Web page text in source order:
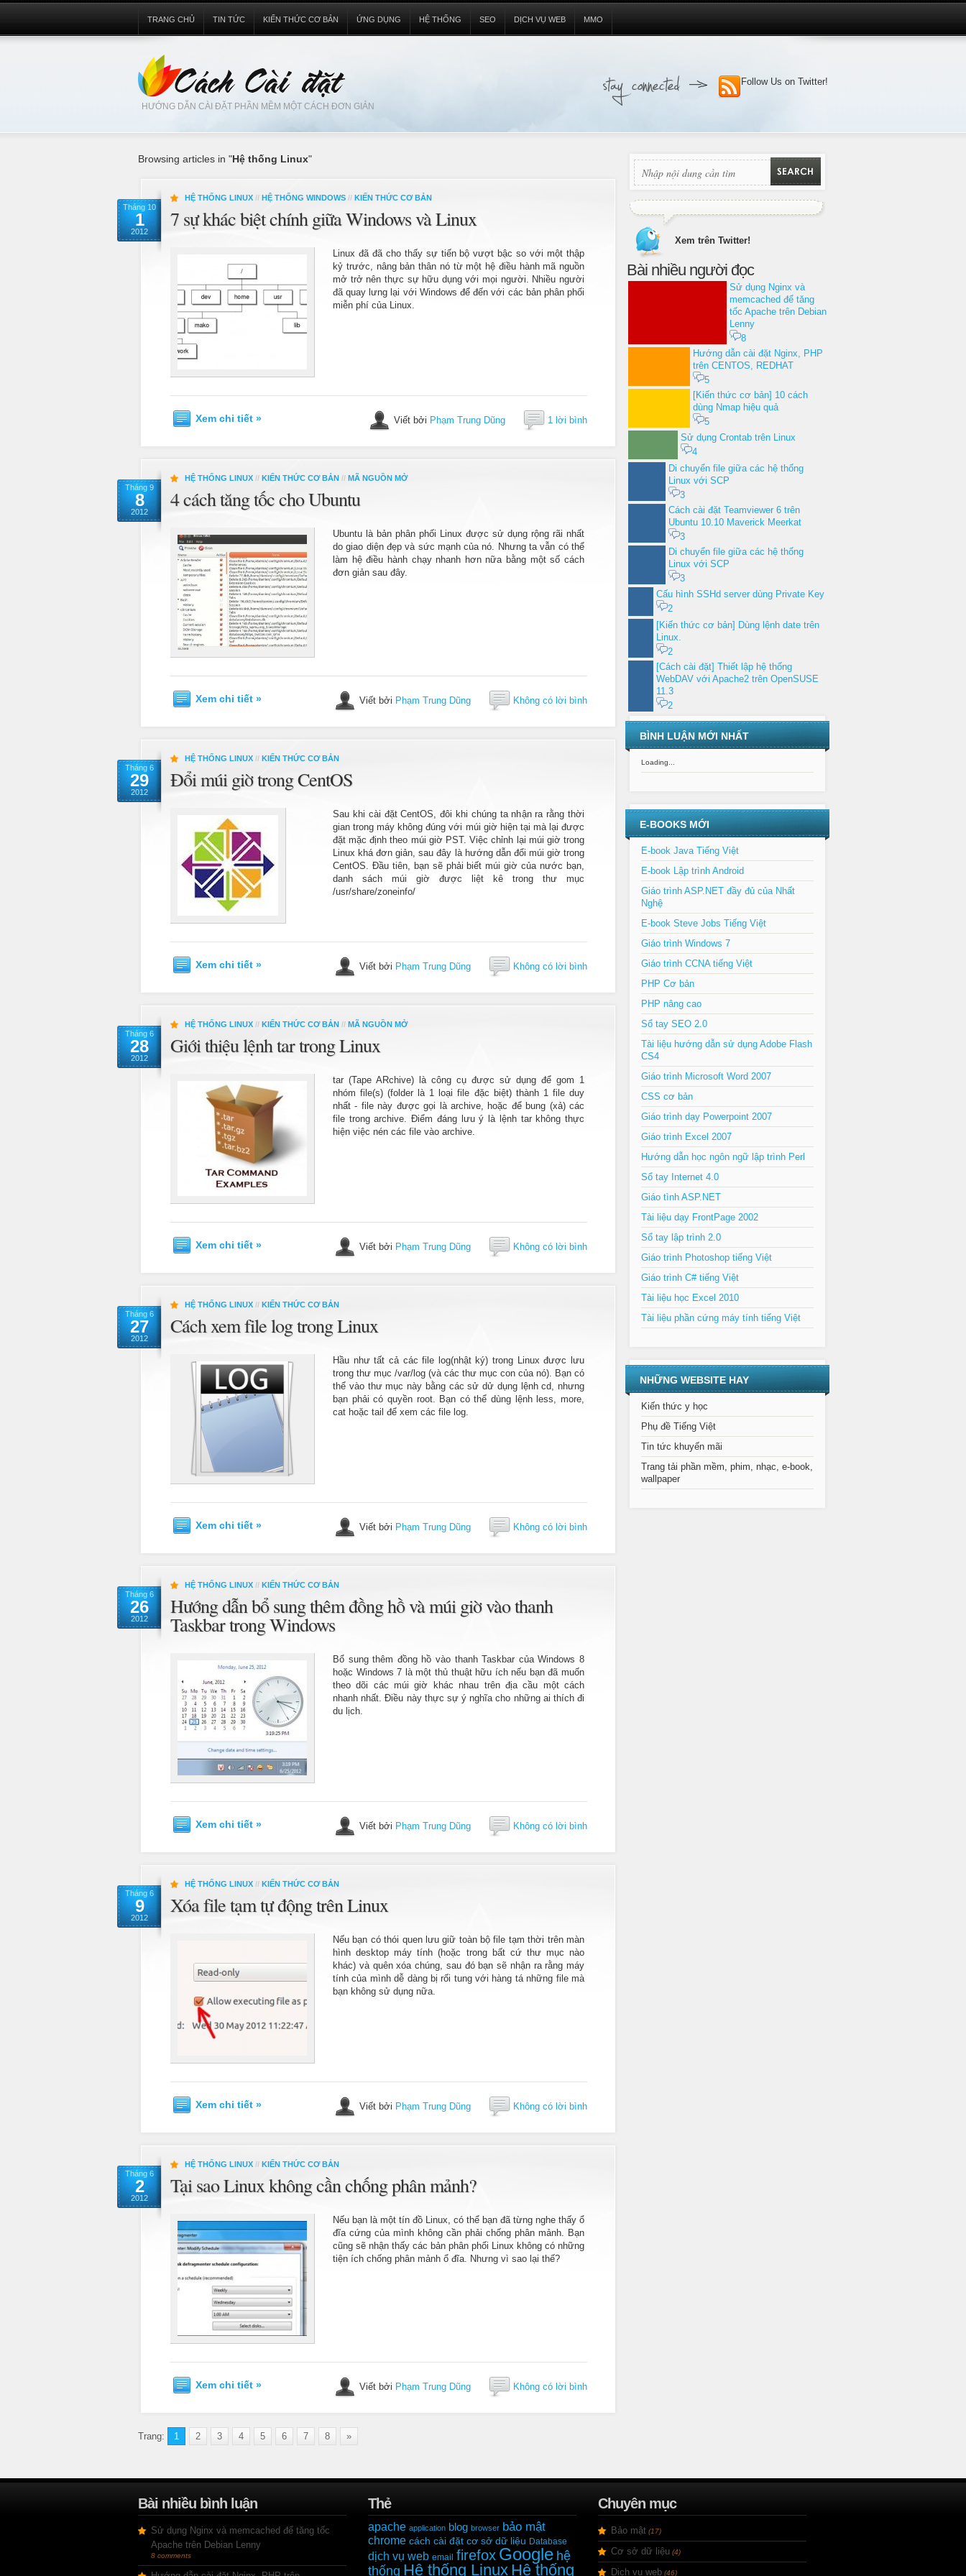
HƯỚNG DẪN CÀI ĐẶT PHẦN MỀM MỘT CÁCH ĐƠN GIẢN
TRANG CHỦ TIN TỨC KIẾN THỨC CƠ BẢN ỨNG DỤNG HỆ THỐNG SEO DỊCH VỤ WEB MMO
Follow Us on Twitter!
Browsing articles in "Hệ thống Linux"
Tháng 10
1
2012
HỆ THỐNG LINUX // HỆ THỐNG WINDOWS // KIẾN THỨC CƠ BẢN
7 sự khác biệt chính giữa Windows và Linux
Linux đã đã cho thấy sự tiến bộ vượt bậc so với một thập
kỷ trước, nâng bản thân nó từ một hệ điều hành mã nguồn
mở trở nên thực sự hữu dụng với mọi người. Nhiều người
đã quay lưng lại với Windows để đến với các bản phân phối
miễn phí của Linux.
Xem chi tiết » Viết bởi Phạm Trung Dũng 1 lời bình
Tháng 9
8
2012
HỆ THỐNG LINUX // KIẾN THỨC CƠ BẢN // MÃ NGUỒN MỞ
4 cách tăng tốc cho Ubuntu
Ubuntu là bản phân phối Linux được sử dụng rộng rãi nhất
do giao diện đẹp và sức mạnh của nó. Nhưng ta vẫn có thể
làm hệ điều hành chạy nhanh hơn nữa bằng một số cách
đơn giản sau đây.
Xem chi tiết » Viết bởi Phạm Trung Dũng Không có lời bình
Tháng 6
29
2012
HỆ THỐNG LINUX // KIẾN THỨC CƠ BẢN
Đổi múi giờ trong CentOS
Sau khi cài đặt CentOS, đôi khi chúng ta nhận ra rằng thời
gian trong máy không đúng với múi giờ hiện tại mà lại được
đặt mặc định theo múi giờ PST. Việc chỉnh lại múi giờ trong
Linux khá đơn giản, sau đây là hướng dẫn đổi múi giờ trong
CentOS. Đầu tiên, bạn sẽ phải biết múi giờ của nước bạn,
danh sách múi giờ được liệt kê trong thư mục
/usr/share/zoneinfo/
Xem chi tiết » Viết bởi Phạm Trung Dũng Không có lời bình
Tháng 6
28
2012
HỆ THỐNG LINUX // KIẾN THỨC CƠ BẢN // MÃ NGUỒN MỞ
Giới thiệu lệnh tar trong Linux
tar (Tape ARchive) là công cụ được sử dụng để gom 1
nhóm file(s) (folder là 1 loại file đặc biệt) thành 1 file duy
nhất - file này được gọi là archive, hoặc để bung (xả) các
file trong archive. Điểm đáng lưu ý là lệnh tar không thực
hiện việc nén các file vào archive.
Xem chi tiết » Viết bởi Phạm Trung Dũng Không có lời bình
Tháng 6
27
2012
HỆ THỐNG LINUX // KIẾN THỨC CƠ BẢN
Cách xem file log trong Linux
Hầu như tất cả các file log(nhật ký) trong Linux được lưu
trong thư mục /var/log (và các thư mục con của nó). Bạn có
thể vào thư mục này bằng các sử dử dụng lệnh cd, nhưng
bạn phải có quyền root. Bạn có thể dùng lệnh less, more,
cat hoặc tail để xem các file log.
Xem chi tiết » Viết bởi Phạm Trung Dũng Không có lời bình
Tháng 6
26
2012
HỆ THỐNG LINUX // KIẾN THỨC CƠ BẢN
Hướng dẫn bổ sung thêm đồng hồ và múi giờ vào thanh
Taskbar trong Windows
Bổ sung thêm đồng hồ vào thanh Taskbar của Windows 8
hoặc Windows 7 là một thủ thuật hữu ích nếu bạn đã muốn
theo dõi các múi giờ khác nhau trên địa cầu một cách
nhanh nhất. Điều này thực sự ý nghĩa cho những ai thích đi
du lịch.
Xem chi tiết » Viết bởi Phạm Trung Dũng Không có lời bình
Tháng 6
9
2012
HỆ THỐNG LINUX // KIẾN THỨC CƠ BẢN
Xóa file tạm tự động trên Linux
Nếu bạn có thói quen lưu giữ toàn bộ file tạm thời trên màn
hình desktop máy tính (hoặc trong bất cứ thư mục nào
khác) và quên xóa chúng, sau đó bạn sẽ nhận ra rằng máy
tính của mình dễ dàng bị rối tung với hàng tá những file mà
bạn không sử dụng nữa.
Xem chi tiết » Viết bởi Phạm Trung Dũng Không có lời bình
Tháng 6
2
2012
HỆ THỐNG LINUX // KIẾN THỨC CƠ BẢN
Tại sao Linux không cần chống phân mảnh?
Nếu bạn là một tín đồ Linux, có thể bạn đã từng nghe thấy ổ
đĩa cứng của mình không cần phải chống phân mảnh. Bạn
cũng sẽ nhận thấy các bản phân phối Linux không có những
tiện ích chống phân mảnh ổ đĩa. Nhưng vì sao lại thế?
Xem chi tiết » Viết bởi Phạm Trung Dũng Không có lời bình
Trang: 1 2 3 4 5 6 7 8 »
Xem trên Twitter!
Bài nhiều người đọc
Sử dụng Nginx và
memcached để tăng
tốc Apache trên Debian
Lenny
8
Hướng dẫn cài đặt Nginx, PHP
trên CENTOS, REDHAT
5
[Kiến thức cơ bản] 10 cách
dùng Nmap hiệu quả
5
Sử dụng Crontab trên Linux
4
Di chuyển file giữa các hệ thống
Linux với SCP
3
Cách cài đặt Teamviewer 6 trên
Ubuntu 10.10 Maverick Meerkat
3
Di chuyển file giữa các hệ thống
Linux với SCP
3
Cấu hình SSHd server dùng Private Key
2
[Kiến thức cơ bản] Dùng lệnh date trên
Linux.
2
[Cách cài đặt] Thiết lập hệ thống
WebDAV với Apache2 trên OpenSUSE
11.3
2
BÌNH LUẬN MỚI NHẤT
Loading...
E-BOOKS MỚI
E-book Java Tiếng Việt
E-book Lập trình Android
Giáo trình ASP.NET đầy đủ của Nhất
Nghệ
E-book Steve Jobs Tiếng Việt
Giáo trình Windows 7
Giáo trình CCNA tiếng Việt
PHP Cơ bản
PHP nâng cao
Sổ tay SEO 2.0
Tài liệu hướng dẫn sử dụng Adobe Flash
CS4
Giáo trình Microsoft Word 2007
CSS cơ bản
Giáo trình dạy Powerpoint 2007
Giáo trình Excel 2007
Hướng dẫn học ngôn ngữ lập trình Perl
Sổ tay Internet 4.0
Giáo tình ASP.NET
Tài liệu dạy FrontPage 2002
Sổ tay lập trình 2.0
Giáo trình Photoshop tiếng Việt
Giáo trình C# tiếng Việt
Tài liệu học Excel 2010
Tài liệu phần cứng máy tính tiếng Việt
NHỮNG WEBSITE HAY
Kiến thức y học
Phụ đề Tiếng Việt
Tin tức khuyến mãi
Trang tải phần mềm, phim, nhạc, e-book,
wallpaper
Bài nhiều bình luận
Sử dụng Nginx và memcached để tăng tốc
Apache trên Debian Lenny
8 comments
Thẻ
apache application blog browser bảo mật
chrome cách cài đặt cơ sở dữ liệu Database
dịch vụ web email firefox Google hệ
thống Hệ thống Linux Hệ thống
Chuyên mục
Bảo mật (17)
Cơ sở dữ liệu (4)
Dịch vụ web (46)